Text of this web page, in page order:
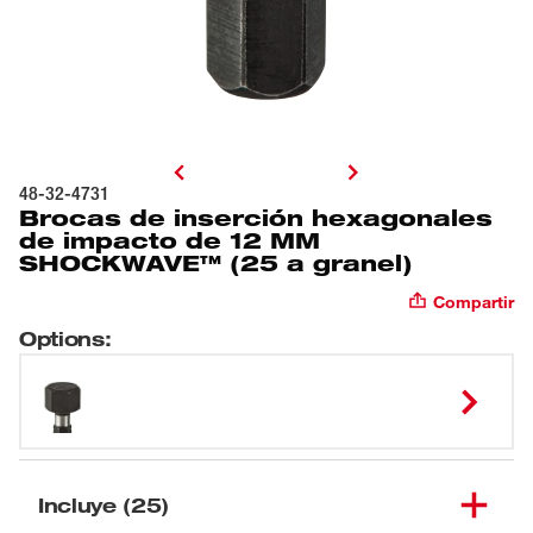
48-32-4731
Brocas de inserción hexagonales
de impacto de 12 MM
SHOCKWAVE™ (25 a granel)
Compartir
Options:
Incluye (25)